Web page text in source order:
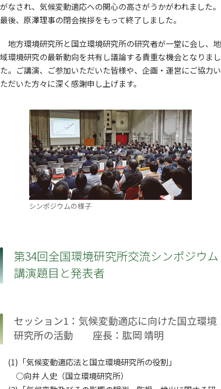
シンポジウムの様子
がなされ、気候変動適応への関心の高さがうかがわれました。
最後、原澤理事の閉会挨拶をもって終了しました。
地方環境研究所と国立環境研究所の研究者が一堂に会し、地
域環境研究の最新動向を共有し議論する貴重な機会となりまし
た。ご講演、ご参加いただいた皆様や、企画・運営にご協力い
ただいた方々に深く感謝申し上げます。
第34回全国環境研究所交流シンポジウム
講演題目と発表者
セッション1：気候変動適応に向けた国立環境
研究所の活動 座長：肱岡 靖明
(1)「気候変動適応法と国立環境研究所の役割」
○向井 人史（国立環境研究所）